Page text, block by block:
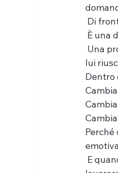
Di
È una
Una
lui
Dentro
E